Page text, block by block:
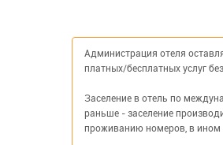
Администрация отеля
платных/бесплатных услуг
Заселение в отель по
раньше - заселение
проживанию номеров, в ином